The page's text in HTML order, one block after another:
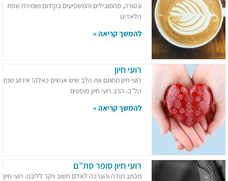
ונטורה, מהמובילים והמשפיעים בקידום ושמירת שפת
הלאדינו
להמשך קריאה »
רועי חיון
רועי חיון מחמם את הלב שיש אנשים כאלה! אירוע שנת
הל״ב- הרב רועי חיון פוסטים
להמשך קריאה »
רועי חיון סופר סת"ם
מכתב תודה והערכה לאדם חשוב ויקר לליבנו. רועי חיון